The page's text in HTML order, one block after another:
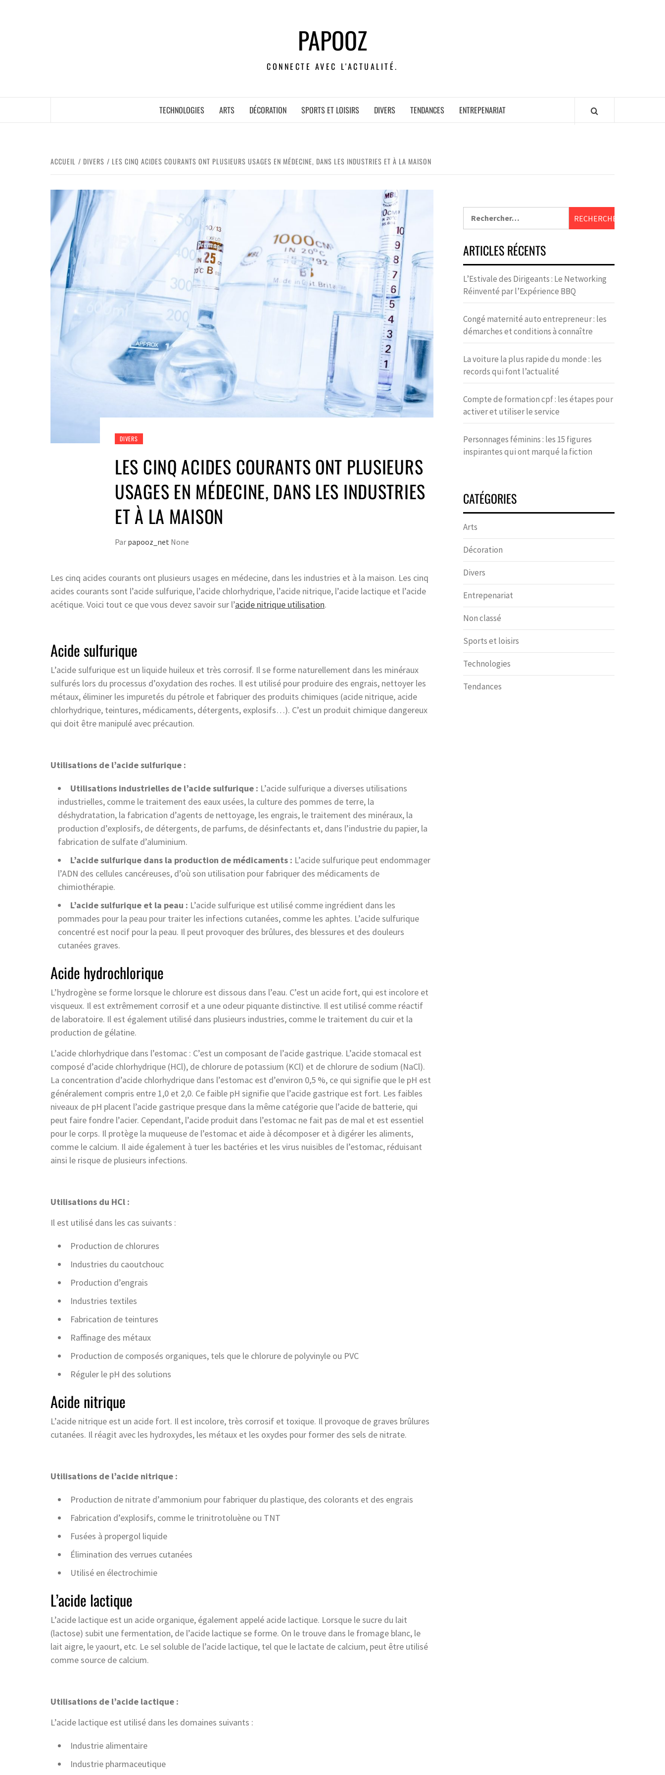
PAPOOZ
CONNECTE AVEC L'ACTUALITÉ.
TECHNOLOGIES ARTS DÉCORATION SPORTS ET LOISIRS DIVERS TENDANCES ENTREPENARIAT
ACCUEIL DIVERS LES CINQ ACIDES COURANTS ONT PLUSIEURS USAGES EN MÉDECINE, DANS LES INDUSTRIES ET À LA MAISON
DIVERS
LES CINQ ACIDES COURANTS ONT PLUSIEURS
USAGES EN MÉDECINE, DANS LES INDUSTRIES
ET À LA MAISON
Par papooz_net None
Les cinq acides courants ont plusieurs usages en médecine, dans les industries et à la maison. Les cinq
acides courants sont l’acide sulfurique, l’acide chlorhydrique, l’acide nitrique, l’acide lactique et l’acide
acétique. Voici tout ce que vous devez savoir sur l’acide nitrique utilisation.
Acide sulfurique
L’acide sulfurique est un liquide huileux et très corrosif. Il se forme naturellement dans les minéraux
sulfurés lors du processus d’oxydation des roches. Il est utilisé pour produire des engrais, nettoyer les
métaux, éliminer les impuretés du pétrole et fabriquer des produits chimiques (acide nitrique, acide
chlorhydrique, teintures, médicaments, détergents, explosifs…). C’est un produit chimique dangereux
qui doit être manipulé avec précaution.
Utilisations de l’acide sulfurique :
Utilisations industrielles de l’acide sulfurique : L’acide sulfurique a diverses utilisations
industrielles, comme le traitement des eaux usées, la culture des pommes de terre, la
déshydratation, la fabrication d’agents de nettoyage, les engrais, le traitement des minéraux, la
production d’explosifs, de détergents, de parfums, de désinfectants et, dans l’industrie du papier, la
fabrication de sulfate d’aluminium.
L’acide sulfurique dans la production de médicaments : L’acide sulfurique peut endommager
l’ADN des cellules cancéreuses, d’où son utilisation pour fabriquer des médicaments de
chimiothérapie.
L’acide sulfurique et la peau : L’acide sulfurique est utilisé comme ingrédient dans les
pommades pour la peau pour traiter les infections cutanées, comme les aphtes. L’acide sulfurique
concentré est nocif pour la peau. Il peut provoquer des brûlures, des blessures et des douleurs
cutanées graves.
Acide hydrochlorique
L’hydrogène se forme lorsque le chlorure est dissous dans l’eau. C’est un acide fort, qui est incolore et
visqueux. Il est extrêmement corrosif et a une odeur piquante distinctive. Il est utilisé comme réactif
de laboratoire. Il est également utilisé dans plusieurs industries, comme le traitement du cuir et la
production de gélatine.
L’acide chlorhydrique dans l’estomac : C’est un composant de l’acide gastrique. L’acide stomacal est
composé d’acide chlorhydrique (HCl), de chlorure de potassium (KCl) et de chlorure de sodium (NaCl).
La concentration d’acide chlorhydrique dans l’estomac est d’environ 0,5 %, ce qui signifie que le pH est
généralement compris entre 1,0 et 2,0. Ce faible pH signifie que l’acide gastrique est fort. Les faibles
niveaux de pH placent l’acide gastrique presque dans la même catégorie que l’acide de batterie, qui
peut faire fondre l’acier. Cependant, l’acide produit dans l’estomac ne fait pas de mal et est essentiel
pour le corps. Il protège la muqueuse de l’estomac et aide à décomposer et à digérer les aliments,
comme le calcium. Il aide également à tuer les bactéries et les virus nuisibles de l’estomac, réduisant
ainsi le risque de plusieurs infections.
Utilisations du HCl :
Il est utilisé dans les cas suivants :
Production de chlorures
Industries du caoutchouc
Production d’engrais
Industries textiles
Fabrication de teintures
Raffinage des métaux
Production de composés organiques, tels que le chlorure de polyvinyle ou PVC
Réguler le pH des solutions
Acide nitrique
L’acide nitrique est un acide fort. Il est incolore, très corrosif et toxique. Il provoque de graves brûlures
cutanées. Il réagit avec les hydroxydes, les métaux et les oxydes pour former des sels de nitrate.
Utilisations de l’acide nitrique :
Production de nitrate d’ammonium pour fabriquer du plastique, des colorants et des engrais
Fabrication d’explosifs, comme le trinitrotoluène ou TNT
Fusées à propergol liquide
Élimination des verrues cutanées
Utilisé en électrochimie
L’acide lactique
L’acide lactique est un acide organique, également appelé acide lactique. Lorsque le sucre du lait
(lactose) subit une fermentation, de l’acide lactique se forme. On le trouve dans le fromage blanc, le
lait aigre, le yaourt, etc. Le sel soluble de l’acide lactique, tel que le lactate de calcium, peut être utilisé
comme source de calcium.
Utilisations de l’acide lactique :
L’acide lactique est utilisé dans les domaines suivants :
Industrie alimentaire
Industrie pharmaceutique
ARTICLES RÉCENTS
L’Estivale des Dirigeants : Le Networking
Réinventé par l’Expérience BBQ
Congé maternité auto entrepreneur : les
démarches et conditions à connaître
La voiture la plus rapide du monde : les
records qui font l’actualité
Compte de formation cpf : les étapes pour
activer et utiliser le service
Personnages féminins : les 15 figures
inspirantes qui ont marqué la fiction
CATÉGORIES
Arts
Décoration
Divers
Entrepenariat
Non classé
Sports et loisirs
Technologies
Tendances